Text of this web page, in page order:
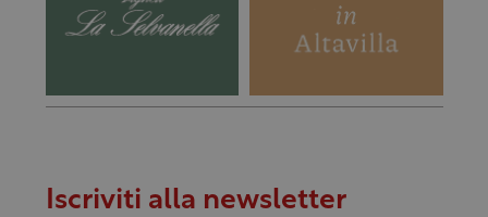
Iscriviti alla newsletter